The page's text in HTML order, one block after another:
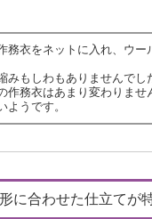
務衣をネットに入れ、ウ
みもしわもありませんでし
作務衣はあまり変わりませ
うです。
に合わせた仕立てが